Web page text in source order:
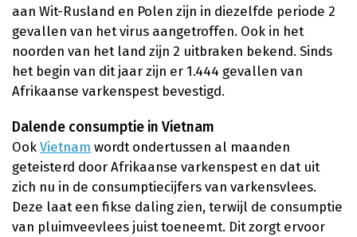
aan Wit-Rusland en Polen zijn in diezelfde periode 2
gevallen van het virus aangetroffen. Ook in het
noorden van het land zijn 2 uitbraken bekend. Sinds
het begin van dit jaar zijn er 1.444 gevallen van
Afrikaanse varkenspest bevestigd.
Dalende consumptie in Vietnam
Ook Vietnam wordt ondertussen al maanden
geteisterd door Afrikaanse varkenspest en dat uit
zich nu in de consumptiecijfers van varkensvlees.
Deze laat een fikse daling zien, terwijl de consumptie
van pluimveevlees juist toeneemt. Dit zorgt ervoor